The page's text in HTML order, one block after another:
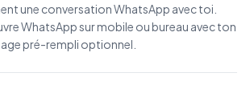
une conversation WhatsApp avec toi.
WhatsApp sur mobile ou bureau avec ton
pré-rempli optionnel.